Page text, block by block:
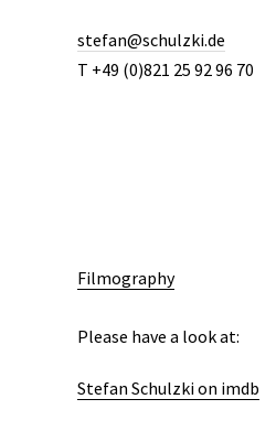
stefan@schulzki.de
T +49 (0)821 25 92 96 70
Filmography
Please have a look at:
Stefan Schulzki on imdb